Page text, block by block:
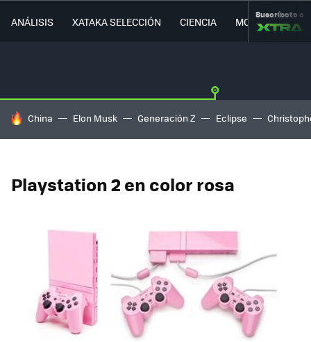
ANÁLISIS XATAKA SELECCIÓN CIENCIA MOVILIDAD
Suscríbete a
HOY SE HABLA DE
China Elon Musk Generación Z Eclipse
Playstation 2 en color rosa